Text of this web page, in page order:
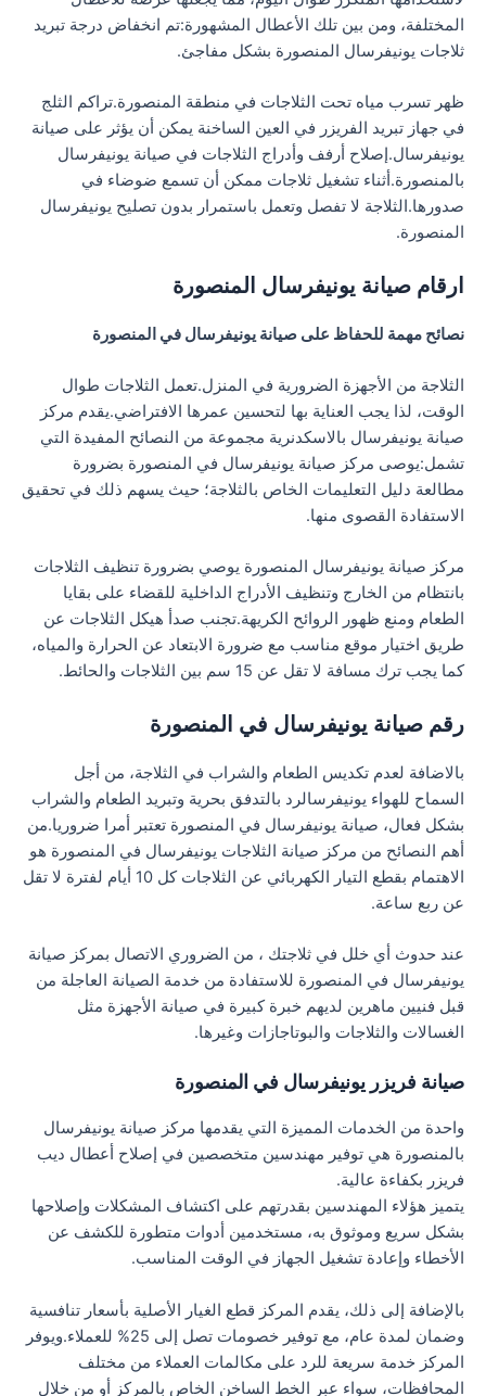
المختلفة، ومن بين تلك الأعطال المشهورة:تم انخفاض درجة تبريد
ثلاجات يونيفرسال المنصورة بشكل مفاجئ.
ظهر تسرب مياه تحت الثلاجات في منطقة المنصورة.تراكم الثلج
في جهاز تبريد الفريزر في العين الساخنة يمكن أن يؤثر على صيانة
يونيفرسال.إصلاح أرفف وأدراج الثلاجات في صيانة يونيفرسال
بالمنصورة.أثناء تشغيل ثلاجات ممكن أن تسمع ضوضاء في
صدورها.الثلاجة لا تفصل وتعمل باستمرار بدون تصليح يونيفرسال
المنصورة.
ارقام صيانة يونيفرسال المنصورة
نصائح مهمة للحفاظ على صيانة يونيفرسال في المنصورة
الثلاجة من الأجهزة الضرورية في المنزل.تعمل الثلاجات طوال
الوقت، لذا يجب العناية بها لتحسين عمرها الافتراضي.يقدم مركز
صيانة يونيفرسال بالاسكدنرية مجموعة من النصائح المفيدة التي
تشمل:يوصى مركز صيانة يونيفرسال في المنصورة بضرورة
مطالعة دليل التعليمات الخاص بالثلاجة؛ حيث يسهم ذلك في تحقيق
الاستفادة القصوى منها.
مركز صيانة يونيفرسال المنصورة يوصي بضرورة تنظيف الثلاجات
بانتظام من الخارج وتنظيف الأدراج الداخلية للقضاء على بقايا
الطعام ومنع ظهور الروائح الكريهة.تجنب صدأ هيكل الثلاجات عن
طريق اختيار موقع مناسب مع ضرورة الابتعاد عن الحرارة والمياه،
كما يجب ترك مسافة لا تقل عن 15 سم بين الثلاجات والحائط.
رقم صيانة يونيفرسال في المنصورة
بالاضافة لعدم تكديس الطعام والشراب في الثلاجة، من أجل
السماح للهواء يونيفرسالرد بالتدفق بحرية وتبريد الطعام والشراب
بشكل فعال، صيانة يونيفرسال في المنصورة تعتبر أمرا ضروريا.من
أهم النصائح من مركز صيانة الثلاجات يونيفرسال في المنصورة هو
الاهتمام بقطع التيار الكهربائي عن الثلاجات كل 10 أيام لفترة لا تقل
عن ربع ساعة.
عند حدوث أي خلل في ثلاجتك ، من الضروري الاتصال بمركز صيانة
يونيفرسال في المنصورة للاستفادة من خدمة الصيانة العاجلة من
قبل فنيين ماهرين لديهم خبرة كبيرة في صيانة الأجهزة مثل
الغسالات والثلاجات والبوتاجازات وغيرها.
صيانة فريزر يونيفرسال في المنصورة
واحدة من الخدمات المميزة التي يقدمها مركز صيانة يونيفرسال
بالمنصورة هي توفير مهندسين متخصصين في إصلاح أعطال ديب
فريزر بكفاءة عالية.
يتميز هؤلاء المهندسين بقدرتهم على اكتشاف المشكلات وإصلاحها
بشكل سريع وموثوق به، مستخدمين أدوات متطورة للكشف عن
الأخطاء وإعادة تشغيل الجهاز في الوقت المناسب.
بالإضافة إلى ذلك، يقدم المركز قطع الغيار الأصلية بأسعار تنافسية
وضمان لمدة عام، مع توفير خصومات تصل إلى 25% للعملاء.ويوفر
المركز خدمة سريعة للرد على مكالمات العملاء من مختلف
المحافظات، سواء عبر الخط الساخن الخاص بالمركز أو من خلال